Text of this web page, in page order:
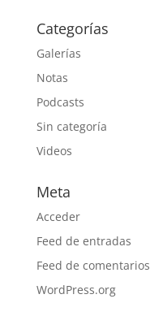
Categorías
Galerías
Notas
Podcasts
Sin categoría
Videos
Meta
Acceder
Feed de entradas
Feed de comentarios
WordPress.org